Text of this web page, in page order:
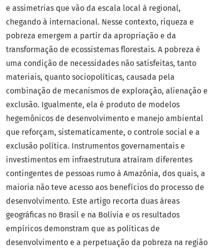
e assimetrias que vão da escala local à regional,
chegando à internacional. Nesse contexto, riqueza e
pobreza emergem a partir da apropriação e da
transformação de ecossistemas florestais. A pobreza é
uma condição de necessidades não satisfeitas, tanto
materiais, quanto sociopolíticas, causada pela
combinação de mecanismos de exploração, alienação e
exclusão. Igualmente, ela é produto de modelos
hegemônicos de desenvolvimento e manejo ambiental
que reforçam, sistematicamente, o controle social e a
exclusão política. Instrumentos governamentais e
investimentos em infraestrutura atraíram diferentes
contingentes de pessoas rumo à Amazônia, dos quais, a
maioria não teve acesso aos benefícios do processo de
desenvolvimento. Este artigo recorta duas áreas
geográficas no Brasil e na Bolívia e os resultados
empíricos demonstram que as políticas de
desenvolvimento e a perpetuação da pobreza na região